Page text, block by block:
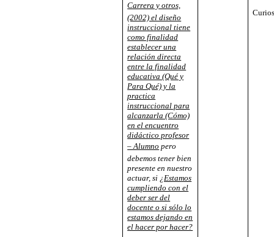
Carrera y otros,
(2002) el diseño
instruccional tiene
como finalidad
establecer una
relación directa
entre la finalidad
educativa (Qué y
Para Qué) y la
practica
instruccional para
alcanzarla (Cómo)
en el encuentro
didáctico profesor
– Alumno pero
debemos tener bien
presente en nuestro
actuar, si ¿Estamos
cumpliendo con el
deber ser del
docente o si sólo lo
estamos dejando en
el hacer por hacer?